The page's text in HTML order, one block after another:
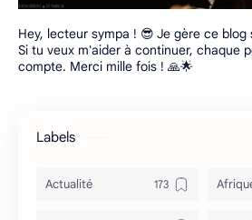
Hey, lecteur sympa ! 😎 Je gère ce blog
Si tu veux m'aider à continuer, chaque
compte. Merci mille fois ! 🙏🌟
Labels
Actualité